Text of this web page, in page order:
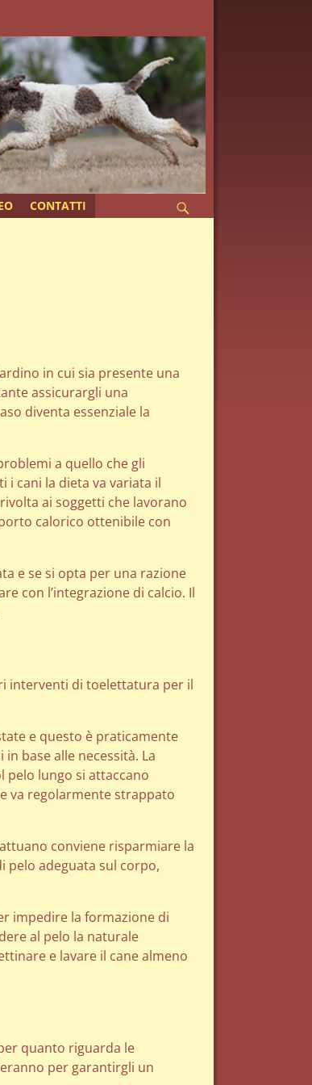
CONTATTI
in cui sia presente una
assicurargli una
diventa essenziale la
a quello che gli
cani la dieta va variata il
ai soggetti che lavorano
calorico ottenibile con
e se si opta per una razione
con l’integrazione di calcio. Il
interventi di toelettatura per il
e questo è praticamente
base alle necessità. La
pelo lungo si attaccano
va regolarmente strappato
conviene risparmiare la
pelo adeguata sul corpo,
impedire la formazione di
al pelo la naturale
e lavare il cane almeno
quanto riguarda le
per garantirgli un